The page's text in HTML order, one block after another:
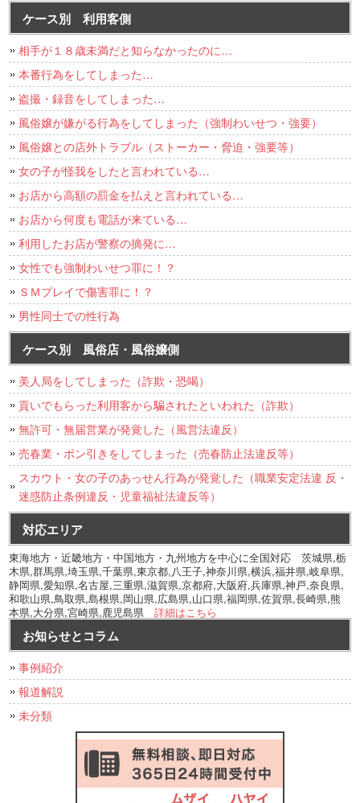
ケース別 利用客側
相手が１８歳未満だと知らなかったのに…
本番行為をしてしまった…
盗撮・録音をしてしまった…
風俗嬢が嫌がる行為をしてしまった（強制わいせつ・強要）
風俗嬢との店外トラブル（ストーカー・脅迫・強要等）
女の子が怪我をしたと言われている…
お店から高額の罰金を払えと言われている…
お店から何度も電話が来ている…
利用したお店が警察の摘発に…
女性でも強制わいせつ罪に！？
ＳＭプレイで傷害罪に！？
男性同士での性行為
ケース別 風俗店・風俗嬢側
美人局をしてしまった（詐欺・恐喝）
貢いでもらった利用客から騙されたといわれた（詐欺）
無許可・無届営業が発覚した（風営法違反）
売春業・ポン引きをしてしまった（売春防止法違反等）
スカウト・女の子のあっせん行為が発覚した（職業安定法違 反・
迷惑防止条例違反・児童福祉法違反等）
対応エリア
東海地方・近畿地方・中国地方・九州地方を中心に全国対応 茨城県,栃
木県,群馬県,埼玉県,千葉県,東京都,八王子,神奈川県,横浜,福井県,岐阜県,
静岡県,愛知県,名古屋,三重県,滋賀県,京都府,大阪府,兵庫県,神戸,奈良県,
和歌山県,鳥取県,島根県,岡山県,広島県,山口県,福岡県,佐賀県,長崎県,熊
本県,大分県,宮崎県,鹿児島県詳細はこちら
お知らせとコラム
事例紹介
報道解説
未分類